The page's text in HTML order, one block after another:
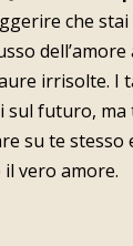
che stai
dell’amore
irrisolte. I
sul futuro,
su te stesso
vero amore.